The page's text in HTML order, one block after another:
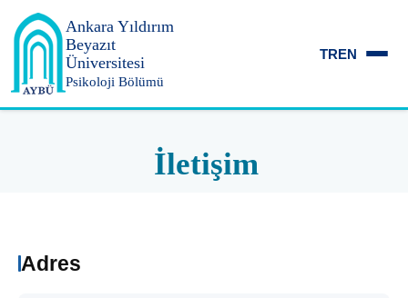
Ankara Yıldırım
Beyazıt
Üniversitesi
Psikoloji Bölümü
TREN
İletişim
Adres